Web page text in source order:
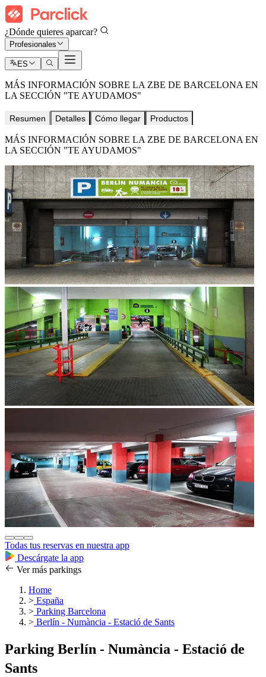
¿Dónde quieres aparcar?
Profesionales
ES
MÁS INFORMACIÓN SOBRE LA ZBE DE BARCELONA EN
LA SECCIÓN "TE AYUDAMOS"
Resumen Detalles Cómo llegar Productos
MÁS INFORMACIÓN SOBRE LA ZBE DE BARCELONA EN
LA SECCIÓN "TE AYUDAMOS"
Todas tus reservas en nuestra app
Descárgate la app
Ver más parkings
Home
> España
> Parking Barcelona
> Berlín - Numància - Estació de Sants
Parking Berlín - Numància - Estació de
Sants